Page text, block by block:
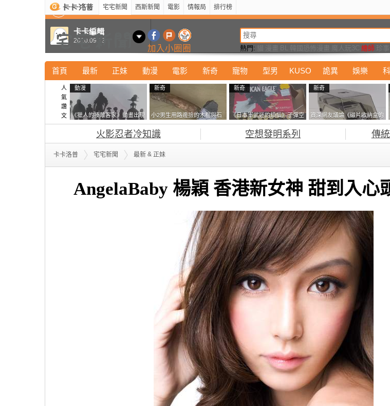
宅宅新聞 西斯新聞 電影 情報局 排行榜
加入小圈圈 熱門: 繪師
首頁 最新 正妹 動漫 電影 新奇 寵物 型男 KUSO 詭異 娛樂
人
氣
讚
文
動漫
《獵人的揍敵客家》動畫出現
的這個剪影是誰？你是不是忘
記還有這號人物了
新奇
小2男生用路邊撿的木棍與石
頭做成了《石斧》馬麻打開書
包嚇一跳怎麼會有這種東
西！？
新奇
《日本軍武迷的煩惱》子彈空
盒在日本超級貴 美國網友直
接一大箱寄給他了
新奇
資深網友議論《磁片收納盒的
鎖有什麼用》想偷的話整盒拿
火影忍者冷知識 空想發明系列 傳
卡卡洛普 宅宅新聞 最新 & 正妹
AngelaBaby 楊穎 香港新女神 甜到入心
最新 新奇 正妹 寵物 型男 Kuso 科技 動漫
卡卡編輯
2010.09.13